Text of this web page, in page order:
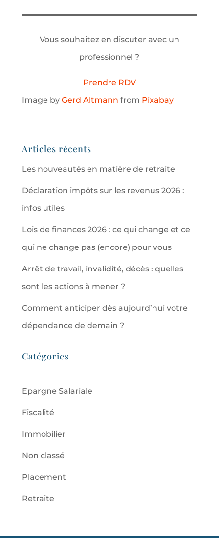
Vous souhaitez en discuter avec un
professionnel ?
Prendre RDV
Image by Gerd Altmann from Pixabay
Articles récents
Les nouveautés en matière de retraite
Déclaration impôts sur les revenus 2026 :
infos utiles
Lois de finances 2026 : ce qui change et ce
qui ne change pas (encore) pour vous
Arrêt de travail, invalidité, décès : quelles
sont les actions à mener ?
Comment anticiper dès aujourd’hui votre
dépendance de demain ?
Catégories
Epargne Salariale
Fiscalité
Immobilier
Non classé
Placement
Retraite